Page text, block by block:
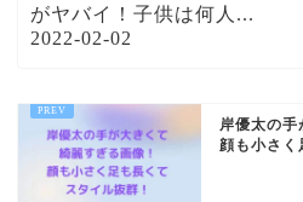
がヤバイ！子供は何人...
2022-02-02
岸優太の手
顔も小さく